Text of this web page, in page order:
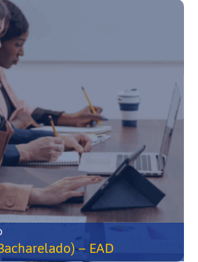
– EAD